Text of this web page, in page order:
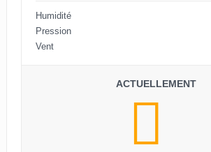
Humidité
Pression
Vent
ACTUELLEMENT